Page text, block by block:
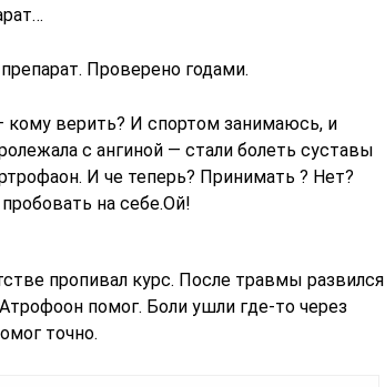
Проверено годами.
кому верить? И спортом занимаюсь, и
с ангиной — стали болеть суставы
И че теперь? Принимать ? Нет?
на себе.Ой!
пропивал курс. После травмы развился
помог. Боли ушли где-то через
точно.